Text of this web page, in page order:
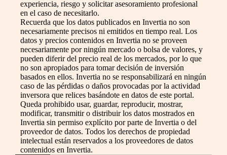
experiencia, riesgo y solicitar asesoramiento profesional
en el caso de necesitarlo.
Recuerda que los datos publicados en Invertia no son
necesariamente precisos ni emitidos en tiempo real. Los
datos y precios contenidos en Invertia no se proveen
necesariamente por ningún mercado o bolsa de valores, y
pueden diferir del precio real de los mercados, por lo que
no son apropiados para tomar decisión de inversión
basados en ellos. Invertia no se responsabilizará en ningún
caso de las pérdidas o daños provocadas por la actividad
inversora que relices basándote en datos de este portal.
Queda prohibido usar, guardar, reproducir, mostrar,
modificar, transmitir o distribuir los datos mostrados en
Invertia sin permiso explícito por parte de Invertia o del
proveedor de datos. Todos los derechos de propiedad
intelectual están reservados a los proveedores de datos
contenidos en Invertia.